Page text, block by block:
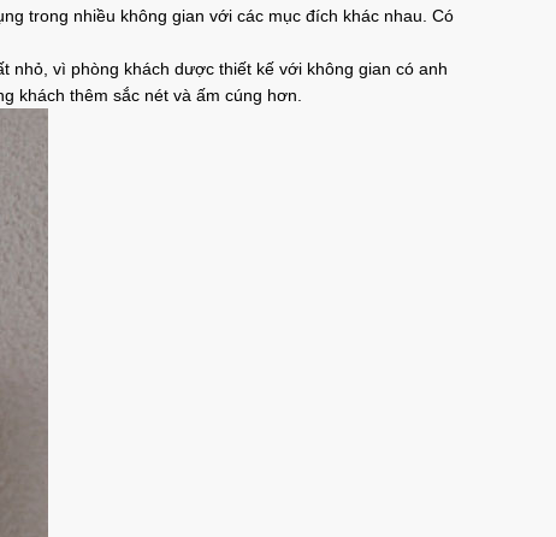
trong nhiều không gian với các mục đích khác nhau. Có
nhỏ, vì phòng khách dược thiết kế với không gian có anh
khách thêm sắc nét và ấm cúng hơn.